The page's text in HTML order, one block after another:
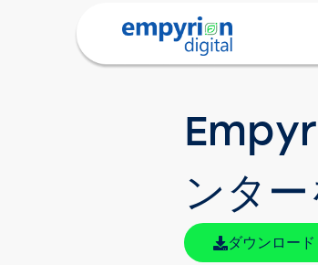
ンタ
ダウンロード